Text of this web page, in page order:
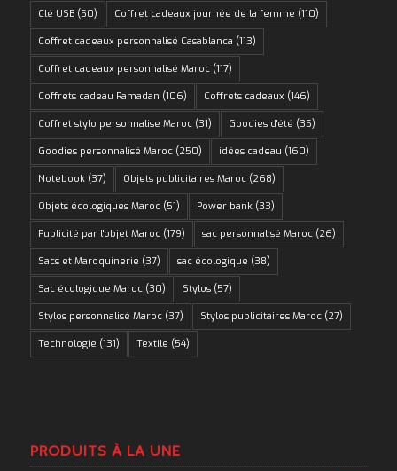
Clé USB(50) Coffret cadeaux journée de la femme (110)
Coffret cadeaux personnalisé Casablanca (113)
Coffret cadeaux personnalisé Maroc(117)
Coffrets cadeau Ramadan (106) Coffrets cadeaux (146)
Coffret stylo personnalise Maroc(31) Goodies d'été (35)
Goodies personnalisé Maroc(250) idées cadeau (160)
Notebook(37) Objets publicitaires Maroc(268)
Objets écologiques Maroc(51) Power bank(33)
Publicité par l'objet Maroc(179) sac personnalisé Maroc(26)
Sacs et Maroquinerie (37) sac écologique (38)
Sac écologique Maroc(30) Stylos(57)
Stylos personnalisé Maroc(37) Stylos publicitaires Maroc(27)
Technologie (131) Textile (54)
PRODUITS À LA UNE